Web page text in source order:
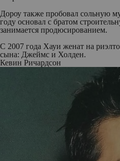
Дороу также пробовал сольную
году основал с братом
занимается продюсированием.
С 2007 года Хауи женат на
сына: Джеймс и Холден.
Кевин Ричардсон